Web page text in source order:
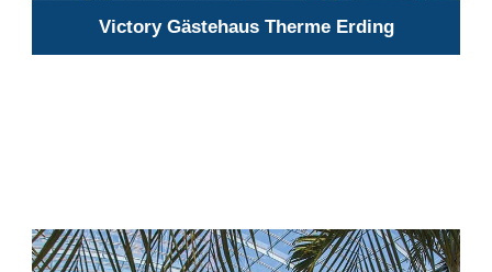
Victory Gästehaus Therme Erding